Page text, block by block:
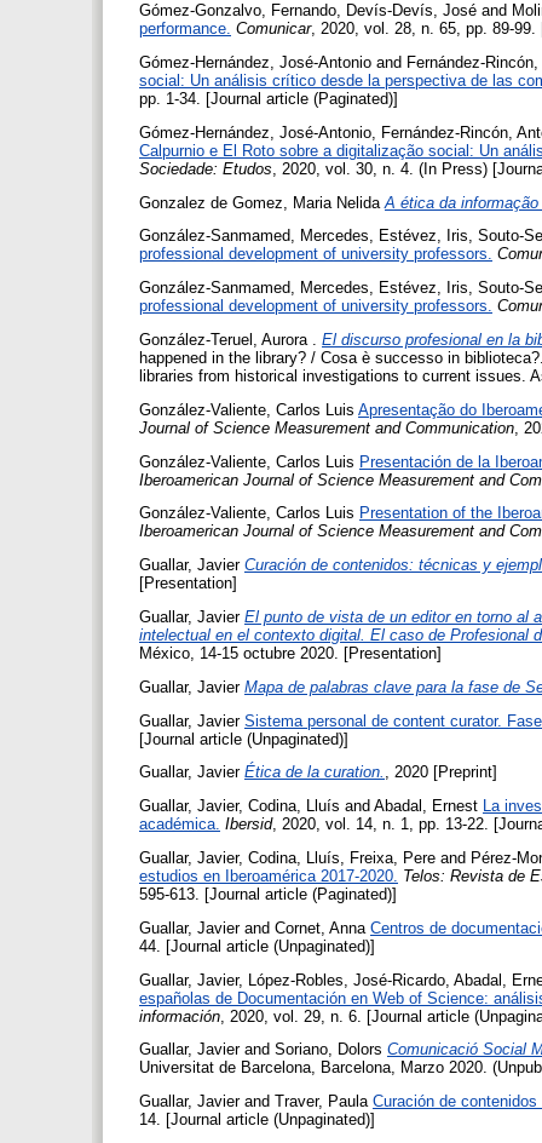
Gómez-Gonzalvo, Fernando, Devís-Devís, José and
performance. Comunicar, 2020, vol. 28, n. 65, pp. 89-
Gómez-Hernández, José-Antonio and Fernández-
social: Un análisis crítico desde la perspectiva de las
pp. 1-34. [Journal article (Paginated)]
Gómez-Hernández, José-Antonio
Fernández-Rincón,
Calpurnio e El Roto sobre a digitalização social: Un
Sociedade: Etudos , 2020, vol. 30, n. 4. (In Press)
Gonzalez de Gomez, Maria Nelida A ética da
González-Sanmamed, Mercedes, Estévez, Iris, Souto-
professional development of university professors.
González-Sanmamed, Mercedes, Estévez, Iris, Souto-
professional development of university professors.
González-Teruel, Aurora. El discurso profesional en la
happened in the library? / Cosa è successo in
libraries from historical investigations to current issues.
González-Valiente, Carlos Luis Apresentação do
Journal of Science Measurement and Communication ,
González-Valiente, Carlos Luis Presentación de la
Iberoamerican Journal of Science Measurement and
González-Valiente, Carlos Luis Presentation of the
Iberoamerican Journal of Science Measurement and
Guallar, Javier Curación de contenidos: técnicas y
[Presentation]
Guallar, Javier El punto de vista de un editor en torno al
intelectual en el contexto digital. El caso de Profesional
México, 14-15 octubre 2020. [Presentation]
Guallar, Javier Mapa de palabras clave para la fase de
Guallar, Javier Sistema personal de content curator.
[Journal article (Unpaginated)]
Guallar, Javier Ética de la curation. , 2020 [Preprint]
Guallar, Javier, Codina, Lluís and Abadal, Ernest La
académica. Ibersid, 2020, vol. 14, n. 1, pp. 13-22.
Guallar, Javier, Codina, Lluís, Freixa, Pere and Pérez-
estudios en Iberoamérica 2017-2020. Telos: Revista de
595-613. [Journal article (Paginated)]
Guallar, Javierand Cornet, Anna Centros de
44. [Journal article (Unpaginated)]
Guallar, Javier, López-Robles, José-Ricardo Abadal,
españolas de Documentación en Web of Science:
información , 2020, vol. 29, n. 6. [Journal article
Guallar, Javierand Soriano, Dolors Comunicació Social
Universitat de Barcelona, Barcelona, Marzo 2020.
Guallar, Javierand Traver, Paula Curación de
14. [Journal article (Unpaginated)]